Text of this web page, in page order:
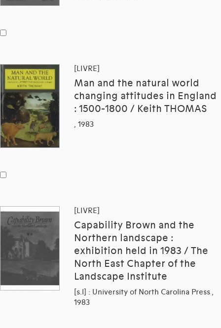
[LIVRE]
Man and the natural world
changing attitudes in England
: 1500-1800 / Keith THOMAS
, 1983
[LIVRE]
Capability Brown and the
Northern landscape :
exhibition held in 1983 / The
North East Chapter of the
Landscape Institute
[s.l] : University of North Carolina Press ,
1983